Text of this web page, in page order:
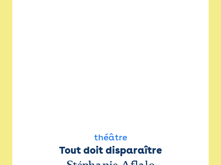
théâtre
Tout doit disparaître